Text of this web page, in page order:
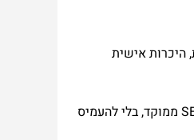
היכרות אישית
בשיתוף פעולה כזה אפשר להתאים פתרונות דיגיטליים לעסקים בצורה מדויקת יותר: לבחור אם להתחיל מאתר תדמית בסיסי, מחנות אונליין קטנה או מתהליך SEO ממוקד, בלי להעמיס